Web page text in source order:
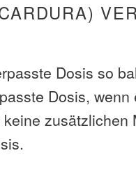
Dosis so
Dosis,
zusätzlichen